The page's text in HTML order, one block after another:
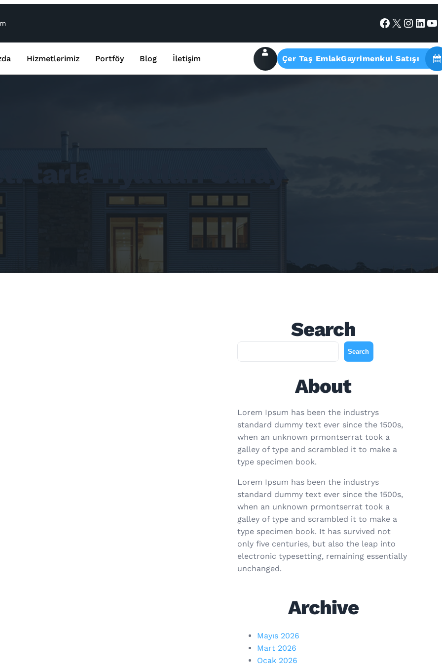
Facebook X Instagram LinkedIn YouTube
Hizmetlerimiz Portföy Blog İletişim Çer Taş EmlakGayrimenkul Satışı
tarla fiyatları Saray
Search
A
r
Search
About
Lorem Ipsum has been the industrys
standard dummy text ever since the 1500s,
when an unknown prmontserrat took a
galley of type and scrambled it to make a
type specimen book.
Lorem Ipsum has been the industrys
standard dummy text ever since the 1500s,
when an unknown prmontserrat took a
galley of type and scrambled it to make a
type specimen book. It has survived not
only five centuries, but also the leap into
electronic typesetting, remaining essentially
unchanged.
Archive
Mayıs 2026
Mart 2026
Ocak 2026